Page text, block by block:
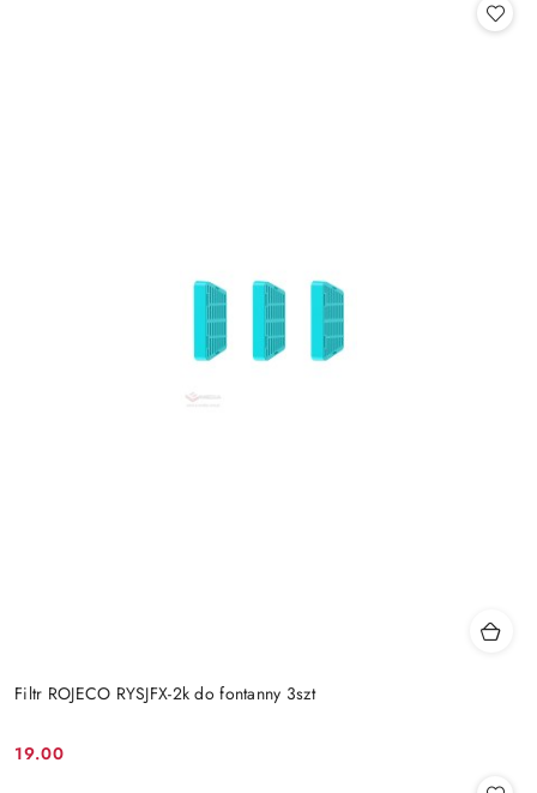
Filtr ROJECO RYSJFX-2k do fontanny 3szt
Cena:
19.00